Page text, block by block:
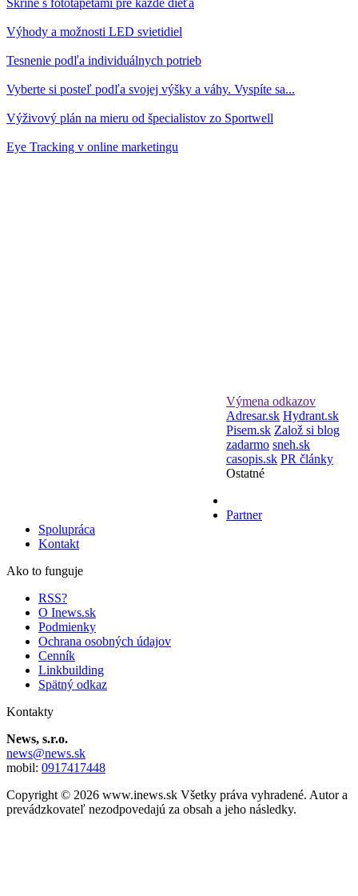
Výhody a možnosti LED svietidiel
Tesnenie podľa individuálnych potrieb
Vyberte si posteľ podľa svojej výšky a váhy. Vyspíte sa...
Výživový plán na mieru od špecialistov zo Sportwell
Eye Tracking v online marketingu
Výmena odkazov
Adresar.sk Hydrant.sk
Pisem.sk Založ si blog
zadarmo sneh.sk
casopis.sk PR články
Ostatné
Partner
Spolupráca
Kontakt
Ako to funguje
RSS?
O Inews.sk
Podmienky
Ochrana osobných údajov
Cenník
Linkbuilding
Spätný odkaz
Kontakty
News, s.r.o.
news@news.sk
mobil: 0917417448
Copyright © 2026 www.inews.sk Všetky práva vyhradené. Autor a
prevádzkovateľ nezodpovedajú za obsah a jeho následky.